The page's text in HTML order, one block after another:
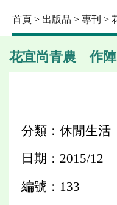
首頁 > 出版品 > 專刊 >
花宜尚青農 作
分類：休閒生活
日期：2015/12
編號：133